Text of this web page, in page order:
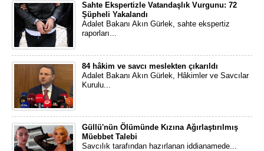
Sahte Ekspertizle Vatandaşlık Vurgunu: 72
Şüpheli Yakalandı
Adalet Bakanı Akın Gürlek, sahte ekspertiz
raporları...
84 hâkim ve savcı meslekten çıkarıldı
Adalet Bakanı Akın Gürlek, Hâkimler ve Savcılar
Kurulu...
Güllü'nün Ölümünde Kızına Ağırlaştırılmış
Müebbet Talebi
Savcılık tarafından hazırlanan iddianamede...